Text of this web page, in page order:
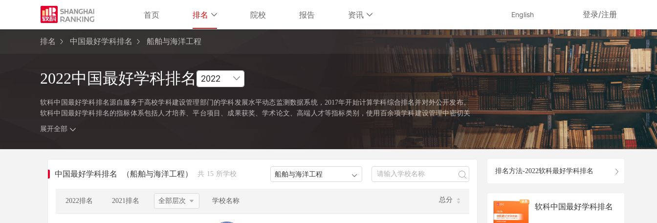
首页 排名 院校 报告 资讯 登录/注册
English
排名 中国最好学科排名 船舶与海洋工程
2022中国最好学科排名
软科中国最好学科排名源自服务于高校学科建设管理部门的学科发展水平动态监测数据系统，2017年开始计算学科综合排名并对外公开发布。
软科中国最好学科排名的指标体系包括人才培养、平台项目、成果获奖、学术论文、高端人才等指标类别，使用百余项学科建设管理中密切关
注的指标变量，强调通过客观数据反映学科点对本学科稀缺资源和标志性成果的占有和贡献。软科中国最好学科排名采用的学科口径是国务院
学位委员会、教育部颁布的《研究生教育学科专业目录（2022年）》中的一级学科和专业学位类别。在每个学科，排名的对象是在该学科设有
研究生学位授权点的所有高校，发布的是在该学科排名前50%的高校。软科中国最好学科排名最新发布的榜单包括98个一级学科和5个专业学位
展开全部
中国最好学科排名 （船舶与海洋工程） 共 15 所学校
2022排名 2021排名 学校名称 总分
排名方法-2022软科最好学科排名
软科中国最好学科排名